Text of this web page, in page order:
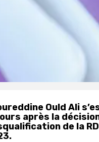
Ould Ali
après la
de la RD